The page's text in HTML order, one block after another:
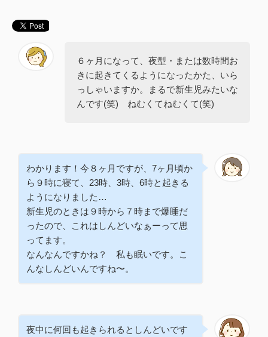
６ヶ月になって、夜型・または数時間お
きに起きてくるようになったかた、いら
っしゃいますか。まるで新生児みたいな
んです(笑) ねむくてねむくて(笑)
わかります！今８ヶ月ですが、7ヶ月頃か
ら９時に寝て、23時、3時、6時と起きる
ようになりました…
新生児のときは９時から７時まで爆睡だ
ったので、これはしんどいなぁーって思
ってます。
なんなんですかね？ 私も眠いです。こ
んなしんどいんですね〜。
夜中に何回も起きられるとしんどいです